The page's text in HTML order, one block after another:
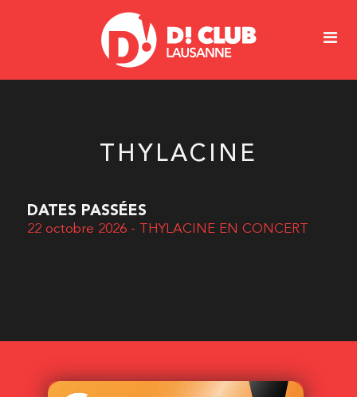
THYLACINE
DATES PASSÉES
22 octobre 2026 - THYLACINE EN CONCERT